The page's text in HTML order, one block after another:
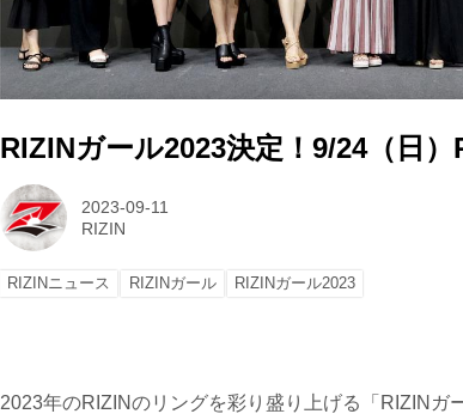
RIZINガール2023決定！9/24（日
2023-09-11
RIZIN
RIZINニュース RIZINガール RIZINガール2023
2023年のRIZINのリングを彩り盛り上げる「RIZIN